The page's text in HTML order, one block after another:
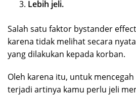
Lebih jeli.
Salah satu faktor bystander
karena tidak melihat secara
yang dilakukan kepada korban.
Oleh karena itu, untuk
terjadi artinya kamu perlu jeli